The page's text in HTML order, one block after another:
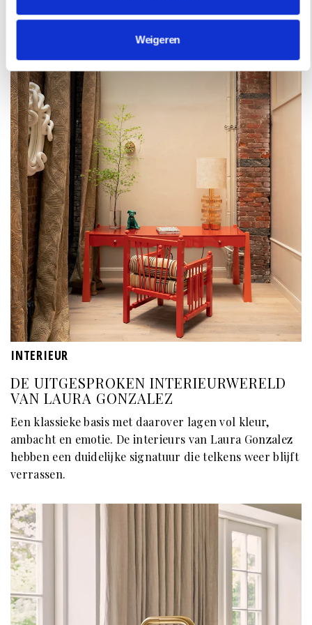
Weigeren
haar lijst, net als de plekken die ze zelf telkens weer
opzoekt.
INTERIEUR
DE UITGESPROKEN INTERIEURWERELD
VAN LAURA GONZALEZ
Een klassieke basis met daarover lagen vol kleur,
ambacht en emotie. De interieurs van Laura Gonzalez
hebben een duidelijke signatuur die telkens weer blijft
verrassen.